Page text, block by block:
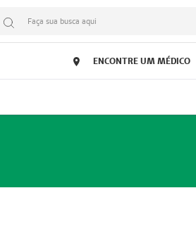
Faça sua busca aqui
ENCONTRE UM MÉDICO